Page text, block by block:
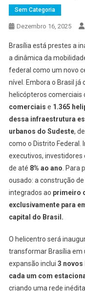
Sem Categoria
Dezembro 16, 2025
Brasília está prestes a
a dinâmica da
federal como um novo
nível. Embora o Brasil
helicópteros comerciais
comerciais e 1.365
dessa infraestrutura
urbanos do Sudeste,
como o Distrito Federal.
executivos,
de até 8% ao ano .
ousado: a construção
integrados ao primeiro
exclusivamente para
capital do Brasil.
O helicentro será
transformar Brasília em
expansão inclui 3
cada um com
criando uma rede